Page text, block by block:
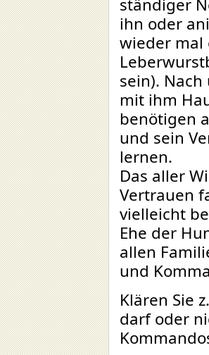
ständiger
ihn oder
wieder mal
sein).
mit ihm
benötigen
und sein
lernen.
Das aller
Vertrauen
vielleicht
Ehe der
allen
und
Klären Sie
darf oder